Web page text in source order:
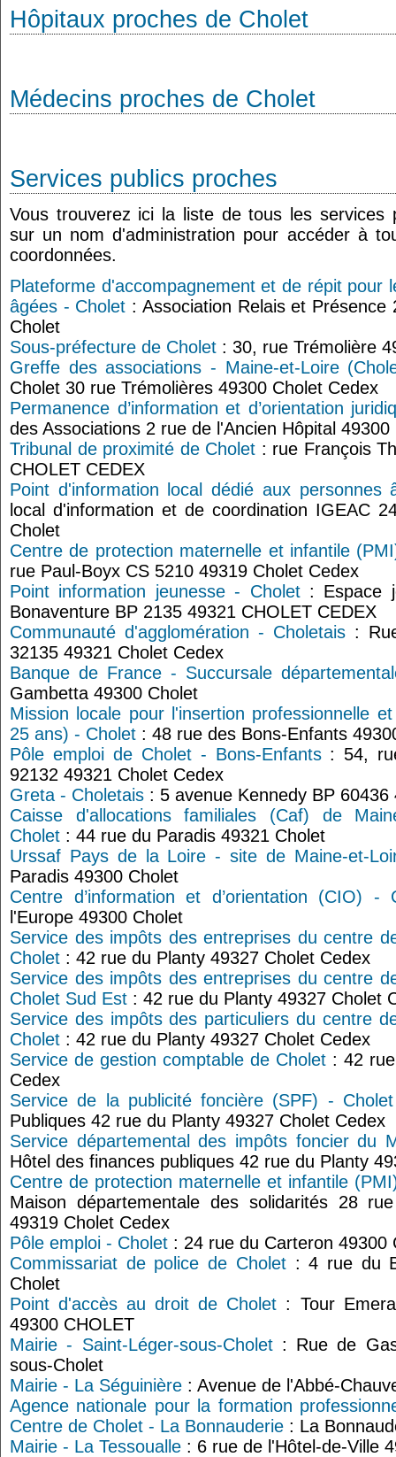
Hôpitaux proches de Cholet
Médecins proches de Cholet
Services publics proches
Vous trouverez ici la liste de tous les services
sur un nom d'administration pour accéder à
coordonnées.
Plateforme d'accompagnement et de répit pour
âgées - Cholet : Association Relais et Présence
Cholet
Sous-préfecture de Cholet : 30, rue Trémolière
Greffe des associations - Maine-et-Loire
Cholet 30 rue Trémolières 49300 Cholet Cedex
Permanence d’information et d’orientation
des Associations 2 rue de l'Ancien Hôpital 49300
Tribunal de proximité de Cholet : rue François
CHOLET CEDEX
Point d'information local dédié aux personnes
local d'information et de coordination IGEAC
Cholet
Centre de protection maternelle et infantile
rue Paul-Boyx CS 5210 49319 Cholet Cedex
Point information jeunesse - Cholet: Espace
Bonaventure BP 2135 49321 CHOLET CEDEX
Communauté d'agglomération - Choletais :
32135 49321 Cholet Cedex
Banque de France - Succursale
Gambetta 49300 Cholet
Mission locale pour l'insertion professionnelle
25 ans) - Cholet : 48 rue des Bons-Enfants
Pôle emploi de Cholet - Bons-Enfants: 54,
92132 49321 Cholet Cedex
Greta - Choletais : 5 avenue Kennedy BP
Caisse d'allocations familiales (Caf) de
Cholet : 44 rue du Paradis 49321 Cholet
Urssaf Pays de la Loire - site de Maine-et-
Paradis 49300 Cholet
Centre d’information et d’orientation (CIO) -
l'Europe 49300 Cholet
Service des impôts des entreprises du centre
Cholet : 42 rue du Planty 49327 Cholet Cedex
Service des impôts des entreprises du centre
Cholet Sud Est : 42 rue du Planty 49327 Cholet
Service des impôts des particuliers du centre
Cholet : 42 rue du Planty 49327 Cholet Cedex
Service de gestion comptable de Cholet : 42
Cedex
Service de la publicité foncière (SPF) - Cholet
Publiques 42 rue du Planty 49327 Cholet Cedex
Service départemental des impôts foncier du
Hôtel des finances publiques 42 rue du Planty
Centre de protection maternelle et infantile
Maison départementale des solidarités 28
49319 Cholet Cedex
Pôle emploi - Cholet : 24 rue du Carteron 49300
Commissariat de police de Cholet: 4 rue du
Cholet
Point d'accès au droit de Cholet : Tour
49300 CHOLET
Mairie - Saint-Léger-sous-Cholet: Rue de
sous-Cholet
Mairie - La Séguinière : Avenue de l'Abbé-
Agence nationale pour la formation
Centre de Cholet - La Bonnauderie : La
Mairie - La Tessoualle : 6 rue de l'Hôtel-de-Ville